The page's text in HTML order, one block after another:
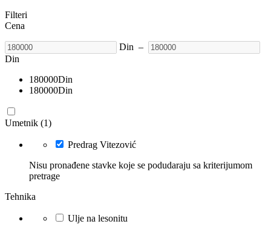
Filteri
Cena
Din –
Din
180000Din
180000Din
Umetnik (1)
Predrag Vitezović
Nisu pronađene stavke koje se podudaraju sa kriterijumom
pretrage
Tehnika
Ulje na lesonitu